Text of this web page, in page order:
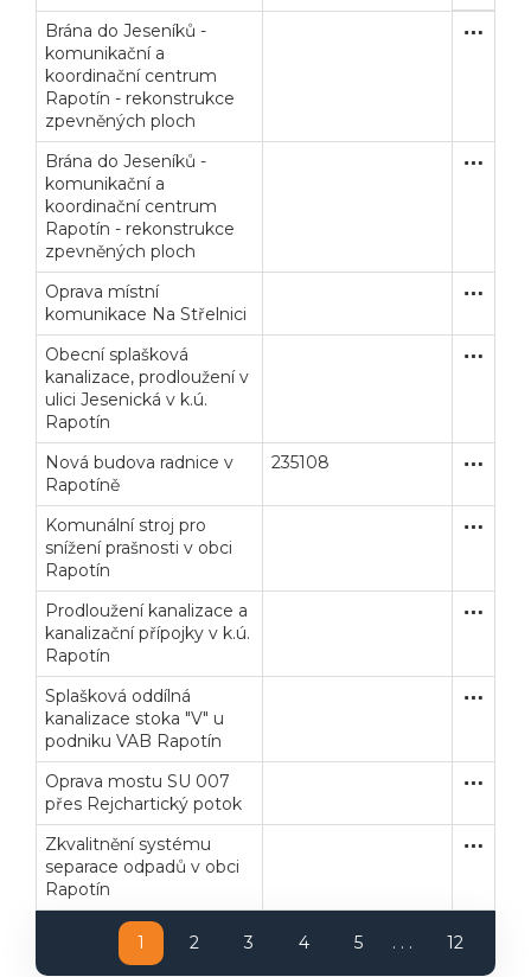
Brána do Jeseníků -
komunikační a
koordinační centrum
Rapotín - rekonstrukce
zpevněných ploch
Brána do Jeseníků -
komunikační a
koordinační centrum
Rapotín - rekonstrukce
zpevněných ploch
Oprava místní
komunikace Na Střelnici
Obecní splašková
kanalizace, prodloužení v
ulici Jesenická v k.ú.
Rapotín
Nová budova radnice v
Rapotíně
235108
Komunální stroj pro
snížení prašnosti v obci
Rapotín
Prodloužení kanalizace a
kanalizační přípojky v k.ú.
Rapotín
Splašková oddílná
kanalizace stoka "V" u
podniku VAB Rapotín
Oprava mostu SU 007
přes Rejchartický potok
Zkvalitnění systému
separace odpadů v obci
Rapotín
1 2 3 4 5 . . . 12
Powered by chaterimo